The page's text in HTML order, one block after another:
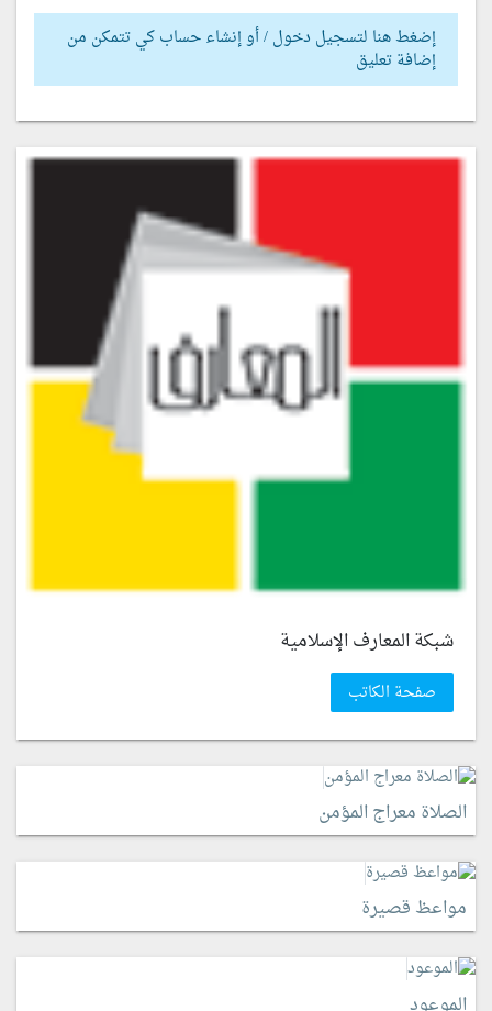
إضغط هنا لتسجيل دخول / أو إنشاء حساب كي تتمكن من
إضافة تعليق
شبكة المعارف الإسلامية
صفحة الكاتب
الصلاة معراج المؤمن
مواعظ قصيرة